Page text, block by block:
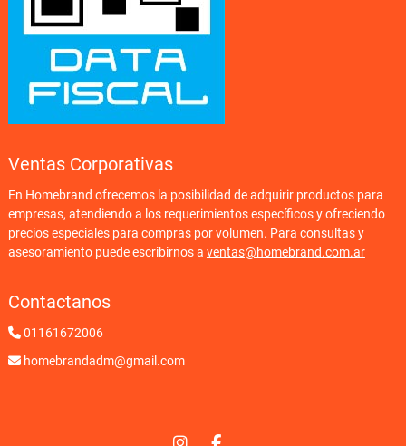
Ventas Corporativas
En Homebrand ofrecemos la posibilidad de adquirir productos para
empresas, atendiendo a los requerimientos específicos y ofreciendo
precios especiales para compras por volumen. Para consultas y
asesoramiento puede escribirnos a ventas@homebrand.com.ar
Contactanos
01161672006
homebrandadm@gmail.com
Instagram
Facebook